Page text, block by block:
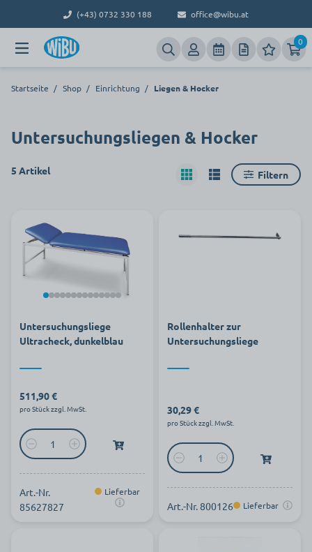
(+43) 0732 330 188 office@wibu.at
0
Startseite / Shop / Einrichtung / Liegen & Hocker
Untersuchungsliegen & Hocker
5 Artikel Filtern
Untersuchungsliege
Ultracheck, dunkelblau
511,90 €
pro Stück zzgl. MwSt.
Art.-Nr.
85627827
Lieferbar
Rollenhalter zur
Untersuchungsliege
30,29 €
pro Stück zzgl. MwSt.
Art.-Nr. 800126 Lieferbar